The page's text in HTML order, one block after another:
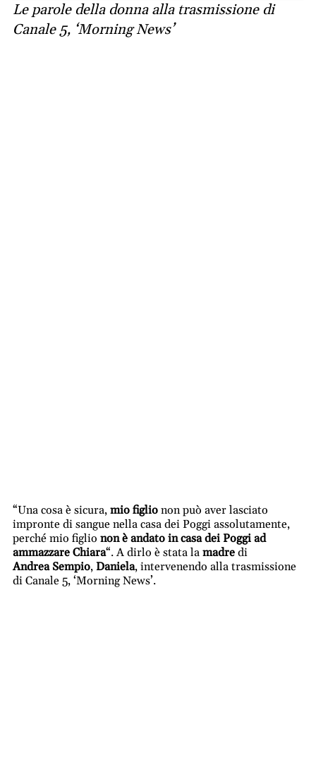
Le parole della donna alla trasmissione di
Canale 5, ‘Morning News’
“Una cosa è sicura, mio figlio non può aver lasciato
impronte di sangue nella casa dei Poggi assolutamente,
perché mio figlio non è andato in casa dei Poggi ad
ammazzare Chiara“. A dirlo è stata la madre di
Andrea Sempio, Daniela, intervenendo alla trasmissione
di Canale 5, ‘Morning News’.